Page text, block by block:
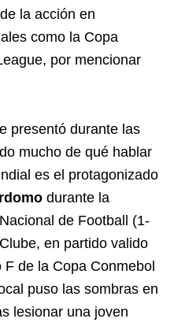
la acción en
como la Copa
por mencionar
presentó durante las
mucho de qué hablar
es el protagonizado
durante la
de Football (1-
en partido valido
de la Copa Conmebol
puso las sombras en
lesionar una joven